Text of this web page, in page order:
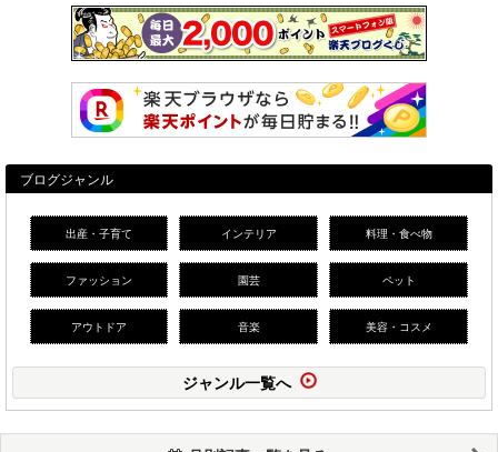
ブログジャンル
出産・子育て インテリア 料理・食べ物
ファッション 園芸 ペット
アウトドア 音楽 美容・コスメ
ジャンル一覧へ